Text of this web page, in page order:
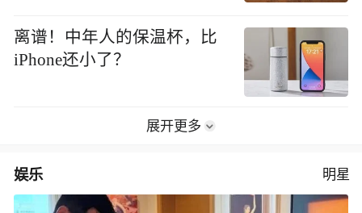
离谱！中年人的保温杯，比
iPhone还小了？
展开更多
娱乐 明星